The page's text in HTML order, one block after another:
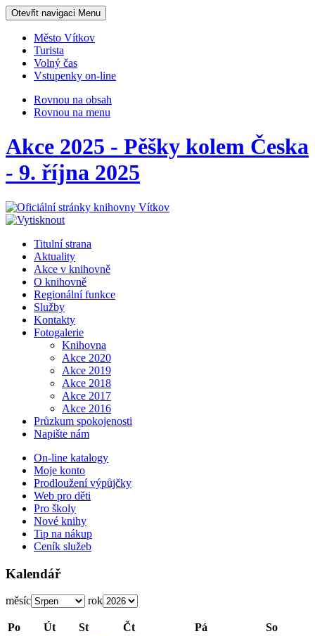
Otevřit navigaci Menu
Město Vítkov
Turista
Volný čas
Vstupenky on-line
Rovnou na obsah
Rovnou na menu
Akce 2025 - Pěšky kolem Česka
- 9. října 2025
Titulní strana
Aktuality
Akce v knihovně
O knihovně
Regionální funkce
Služby
Kontakty
Fotogalerie
Knihovna
Akce 2020
Akce 2019
Akce 2018
Akce 2017
Akce 2016
Průzkum spokojenosti
Napište nám
On-line katalogy
Moje konto
Prodloužení výpůjčky
Web pro děti
Pro školy
Nové knihy
Tip na nákup
Ceník služeb
Kalendář
měsíc rok
Po Út St Čt Pá So